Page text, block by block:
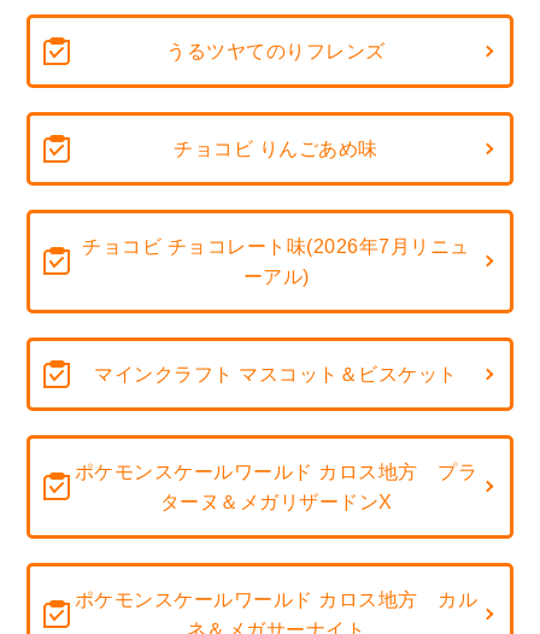
うるツヤてのりフレンズ
チョコビ りんごあめ味
チョコビ チョコレート味(2026年7月リニュ
ーアル)
マインクラフト マスコット＆ビスケット
ポケモンスケールワールド カロス地方 プラ
ターヌ＆メガリザードンX
ポケモンスケールワールド カロス地方 カル
ネ＆メガサーナイト